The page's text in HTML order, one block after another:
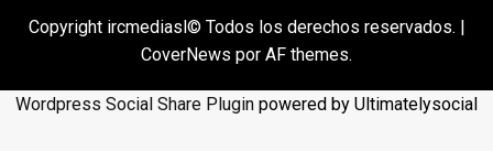
Copyright ircmediasl© Todos los derechos reservados. |
CoverNews por AF themes.
Wordpress Social Share Plugin powered by Ultimatelysocial